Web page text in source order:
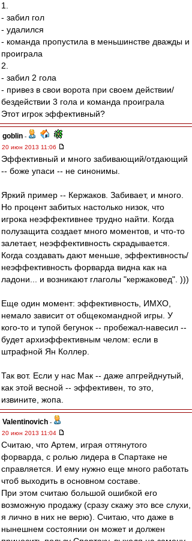
1.
- забил гол
- удалился
- команда пропустила в меньшинстве дважды и
проиграла
2.
- забил 2 гола
- привез в свои ворота при своем действии/
бездействии 3 гола и команда проиграла
Этот игрок эффективный?
goblin -
20 июн 2013 11:06
Эффективный и много забивающий/отдающий
-- боже упаси -- не синонимы.
Яркий пример -- Кержаков. Забивает, и много.
Но процент забитых настолько низок, что
игрока неэффективнее трудно найти. Когда
полузащита создает много моментов, и что-то
залетает, неэффективность скрадывается.
Когда создавать дают меньше, эффективность/
неэффективность форварда видна как на
ладони... и возникают глаголы "кержаковед". )))
Еще один момент: эффективность, ИМХО,
немало зависит от общекомандной игры. У
кого-то и тупой бегунок -- пробежал-навесил --
будет архиэффективным челом: если в
штрафной Ян Коллер.
Так вот. Если у нас Мак -- даже апгрейднутый,
как этой весной -- эффективен, то это,
извините, жопа.
Valentinovich -
20 июн 2013 11:04
Считаю, что Артем, играя оттянутого
форварда, с ролью лидера в Спартаке не
справляется. И ему нужно еще много работать
чтоб выходить в основном составе.
При этом считаю большой ошибкой его
возможную продажу (сразу скажу это все слухи,
я лично в них не верю). Считаю, что даже в
нынешнем состоянии он может и должен